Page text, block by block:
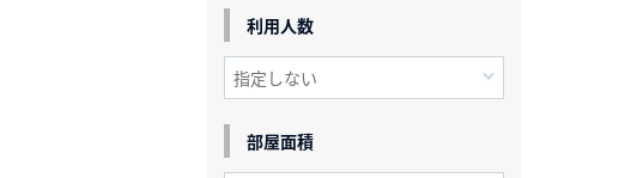
利用人数
部屋面積